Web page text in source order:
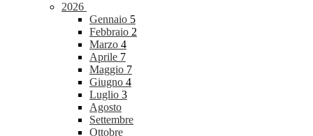
2026
Gennaio 5
Febbraio 2
Marzo 4
Aprile 7
Maggio 7
Giugno 4
Luglio 3
Agosto
Settembre
Ottobre